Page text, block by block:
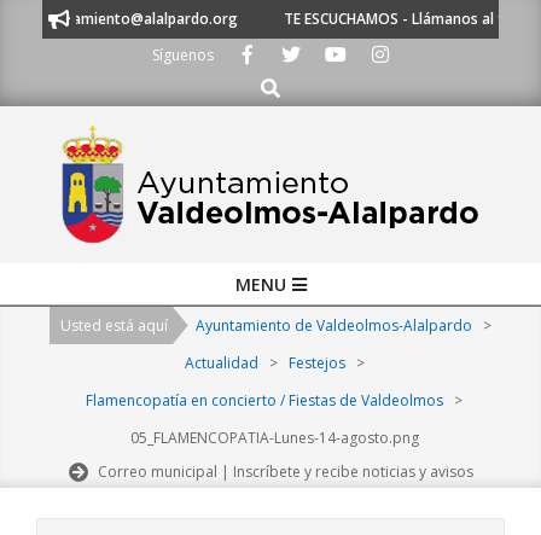
a ayuntamiento@alalpardo.org
TE ESCUCHAMOS - Llámanos al 91
Síguenos
Buscar
Navigation
MENU
Usted está aquí Ayuntamiento de Valdeolmos-Alalpardo
>
Actualidad
> Festejos
>
Flamencopatía en concierto / Fiestas de Valdeolmos >
05_FLAMENCOPATIA-Lunes-14-agosto.png
Correo municipal | Inscríbete y recibe noticias y avisos